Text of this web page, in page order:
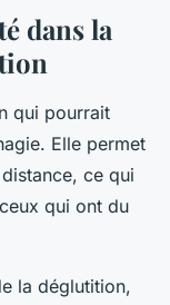
dans la
qui pourrait
Elle permet
ce qui
qui ont du
la déglutition,